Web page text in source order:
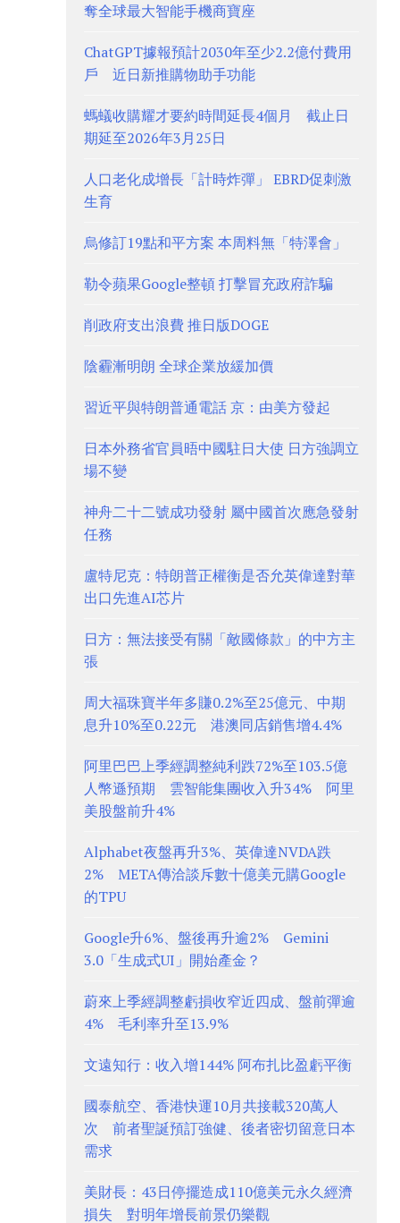
奪全球最大智能手機商寶座
ChatGPT據報預計2030年至少2.2億付費用
戶 近日新推購物助手功能
螞蟻收購耀才要約時間延長4個月 截止日
期延至2026年3月25日
人口老化成增長「計時炸彈」 EBRD促刺激
生育
烏修訂19點和平方案 本周料無「特澤會」
勒令蘋果Google整頓 打擊冒充政府詐騙
削政府支出浪費 推日版DOGE
陰霾漸明朗 全球企業放緩加價
習近平與特朗普通電話 京：由美方發起
日本外務省官員晤中國駐日大使 日方強調立
場不變
神舟二十二號成功發射 屬中國首次應急發射
任務
盧特尼克：特朗普正權衡是否允英偉達對華
出口先進AI芯片
日方：無法接受有關「敵國條款」的中方主
張
周大福珠寶半年多賺0.2%至25億元、中期
息升10%至0.22元 港澳同店銷售增4.4%
阿里巴巴上季經調整純利跌72%至103.5億
人幣遜預期 雲智能集團收入升34% 阿里
美股盤前升4%
Alphabet夜盤再升3%、英偉達NVDA跌
2% META傳洽談斥數十億美元購Google
的TPU
Google升6%、盤後再升逾2% Gemini
3.0「生成式UI」開始產金？
蔚來上季經調整虧損收窄近四成、盤前彈逾
4% 毛利率升至13.9%
文遠知行：收入增144% 阿布扎比盈虧平衡
國泰航空、香港快運10月共接載320萬人
次 前者聖誕預訂強健、後者密切留意日本
需求
美財長：43日停擺造成110億美元永久經濟
損失 對明年增長前景仍樂觀